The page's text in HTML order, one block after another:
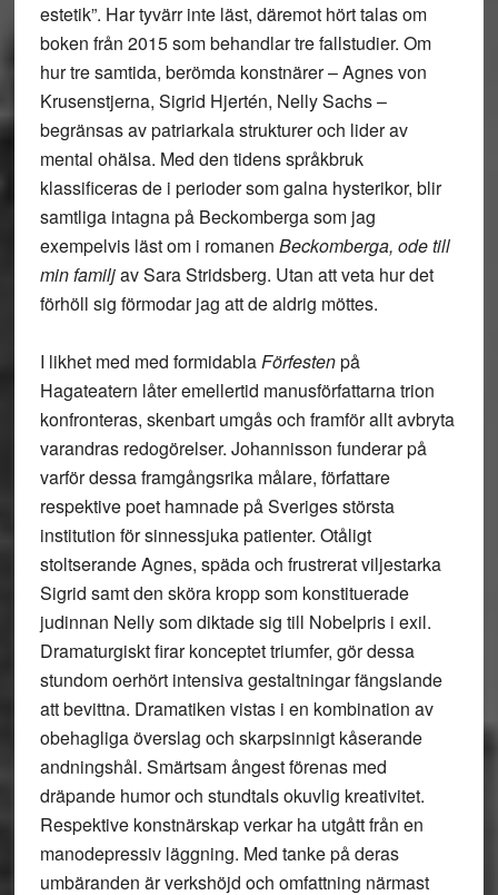
estetik”. Har tyvärr inte läst, däremot hört talas om
boken från 2015 som behandlar tre fallstudier. Om
hur tre samtida, berömda konstnärer – Agnes von
Krusenstjerna, Sigrid Hjertén, Nelly Sachs –
begränsas av patriarkala strukturer och lider av
mental ohälsa. Med den tidens språkbruk
klassificeras de i perioder som galna hysterikor, blir
samtliga intagna på Beckomberga som jag
exempelvis läst om i romanen Beckomberga, ode till
min familjav Sara Stridsberg. Utan att veta hur det
förhöll sig förmodar jag att de aldrig möttes.
I likhet med med formidablaFörfestenpå
Hagateatern låter emellertid manusförfattarna trion
konfronteras, skenbart umgås och framför allt avbryta
varandras redogörelser. Johannisson funderar på
varför dessa framgångsrika målare, författare
respektive poet hamnade på Sveriges största
institution för sinnessjuka patienter. Otåligt
stoltserande Agnes, späda och frustrerat viljestarka
Sigrid samt den sköra kropp som konstituerade
judinnan Nelly som diktade sig till Nobelpris i exil.
Dramaturgiskt firar konceptet triumfer, gör dessa
stundom oerhört intensiva gestaltningar fängslande
att bevittna. Dramatiken vistas i en kombination av
obehagliga överslag och skarpsinnigt kåserande
andningshål. Smärtsam ångest förenas med
dräpande humor och stundtals okuvlig kreativitet.
Respektive konstnärskap verkar ha utgått från en
manodepressiv läggning. Med tanke på deras
umbäranden är verkshöjd och omfattning närmast